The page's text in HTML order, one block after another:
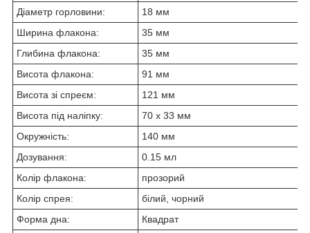
Діаметр горловини:
18 мм
Ширина флакона:
35 мм
Глибина флакона:
35 мм
Висота флакона:
91 мм
Висота зі спреєм:
121 мм
Висота під наліпку:
70 х 33 мм
Окружність:
140 мм
Дозування:
0.15 мл
Колір флакона:
прозорий
Колір спрея:
білий, чорний
Форма дна:
Квадрат